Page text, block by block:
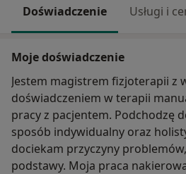
Doświadczenie Usługi i
Moje doświadczenie
Jestem magistrem fizjoterapii z
doświadczeniem w terapii
pracy z pacjentem. Podchodzę
sposób indywidualny oraz
dociekam przyczyny
podstawy. Moja praca